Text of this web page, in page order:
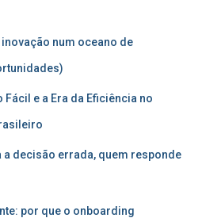
inovação num oceano de
Fácil e a Era da Eficiência no
a decisão errada, quem responde
por que o onboarding